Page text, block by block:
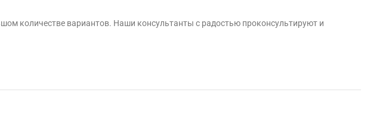
количестве вариантов. Наши консультанты с радостью проконсультируют и